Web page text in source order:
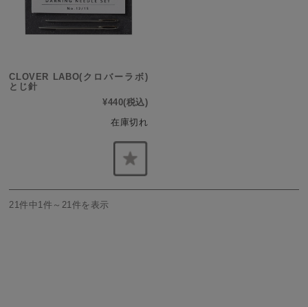
CLOVER LABO(クロバーラボ)
とじ針
¥440(税込)
在庫切れ
21件中1件～21件を表示